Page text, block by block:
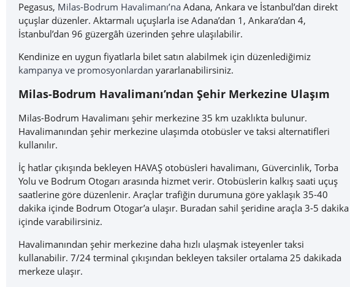
Pegasus, Milas-Bodrum Havalimanı’na Adana, Ankara ve İstanbul’dan direkt
uçuşlar düzenler. Aktarmalı uçuşlarla ise Adana’dan 1, Ankara’dan 4,
İstanbul’dan 96 güzergâh üzerinden şehre ulaşılabilir.
Kendinize en uygun fiyatlarla bilet satın alabilmek için düzenlediğimiz
kampanya ve promosyonlardan yararlanabilirsiniz.
Milas-Bodrum Havalimanı’ndan Şehir Merkezine Ulaşım
Milas-Bodrum Havalimanı şehir merkezine 35 km uzaklıkta bulunur.
Havalimanından şehir merkezine ulaşımda otobüsler ve taksi alternatifleri
kullanılır.
İç hatlar çıkışında bekleyen HAVAŞ otobüsleri havalimanı, Güvercinlik, Torba
Yolu ve Bodrum Otogarı arasında hizmet verir. Otobüslerin kalkış saati uçuş
saatlerine göre düzenlenir. Araçlar trafiğin durumuna göre yaklaşık 35-40
dakika içinde Bodrum Otogar’a ulaşır. Buradan sahil şeridine araçla 3-5 dakika
içinde varabilirsiniz.
Havalimanından şehir merkezine daha hızlı ulaşmak isteyenler taksi
kullanabilir. 7/24 terminal çıkışından bekleyen taksiler ortalama 25 dakikada
merkeze ulaşır.